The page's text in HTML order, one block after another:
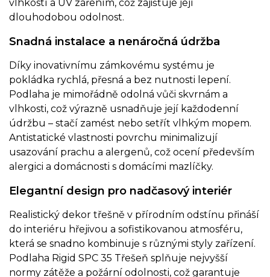
vlhkostí a UV zářením, což zajišťuje její
dlouhodobou odolnost.
Snadná instalace a nenáročná údržba
Díky inovativnímu zámkovému systému je
pokládka rychlá, přesná a bez nutnosti lepení.
Podlaha je mimořádně odolná vůči skvrnám a
vlhkosti, což výrazně usnadňuje její každodenní
údržbu – stačí zamést nebo setřít vlhkým mopem.
Antistatické vlastnosti povrchu minimalizují
usazování prachu a alergenů, což ocení především
alergici a domácnosti s domácími mazlíčky.
Elegantní design pro nadčasový interiér
Realistický dekor třešně v přírodním odstínu přináší
do interiéru hřejivou a sofistikovanou atmosféru,
která se snadno kombinuje s různými styly zařízení.
Podlaha Rigid SPC 35 Třešeň splňuje nejvyšší
normy zátěže a požární odolnosti, což garantuje